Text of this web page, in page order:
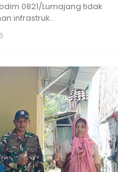
0821/Lumajang tidak
infrastruk…